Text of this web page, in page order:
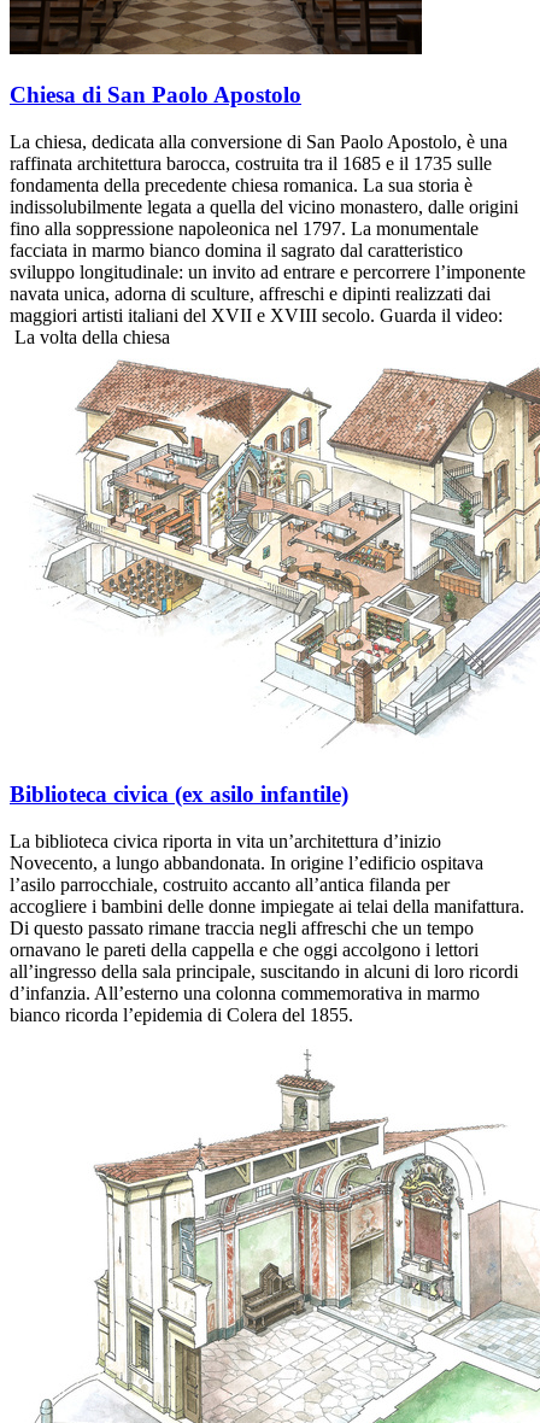
Chiesa di San Paolo Apostolo
La chiesa, dedicata alla conversione di San Paolo Apostolo, è una
raffinata architettura barocca, costruita tra il 1685 e il 1735 sulle
fondamenta della precedente chiesa romanica. La sua storia è
indissolubilmente legata a quella del vicino monastero, dalle origini
fino alla soppressione napoleonica nel 1797. La monumentale
facciata in marmo bianco domina il sagrato dal caratteristico
sviluppo longitudinale: un invito ad entrare e percorrere l’imponente
navata unica, adorna di sculture, affreschi e dipinti realizzati dai
maggiori artisti italiani del XVII e XVIII secolo. Guarda il video:
La volta della chiesa
Biblioteca civica (ex asilo infantile)
La biblioteca civica riporta in vita un’architettura d’inizio
Novecento, a lungo abbandonata. In origine l’edificio ospitava
l’asilo parrocchiale, costruito accanto all’antica filanda per
accogliere i bambini delle donne impiegate ai telai della manifattura.
Di questo passato rimane traccia negli affreschi che un tempo
ornavano le pareti della cappella e che oggi accolgono i lettori
all’ingresso della sala principale, suscitando in alcuni di loro ricordi
d’infanzia. All’esterno una colonna commemorativa in marmo
bianco ricorda l’epidemia di Colera del 1855.